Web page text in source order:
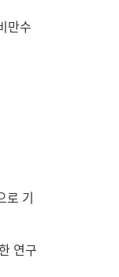
만수
로 기
연구